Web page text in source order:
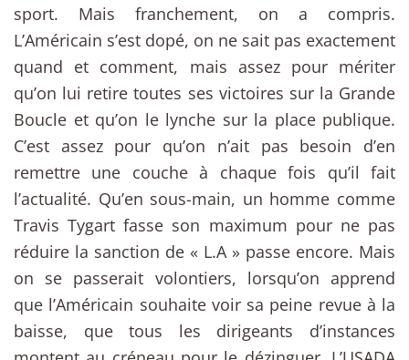
sport. Mais franchement, on a compris.
L’Américain s’est dopé, on ne sait pas exactement
quand et comment, mais assez pour mériter
qu’on lui retire toutes ses victoires sur la Grande
Boucle et qu’on le lynche sur la place publique.
C’est assez pour qu’on n’ait pas besoin d’en
remettre une couche à chaque fois qu’il fait
l’actualité. Qu’en sous-main, un homme comme
Travis Tygart fasse son maximum pour ne pas
réduire la sanction de « L.A » passe encore. Mais
on se passerait volontiers, lorsqu’on apprend
que l’Américain souhaite voir sa peine revue à la
baisse, que tous les dirigeants d’instances